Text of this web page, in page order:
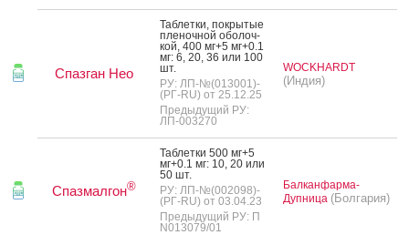
Спазган Нео
Таб­летки, пок­ры­тые
пле­ноч­ной обо­лоч­
кой, 400 мг+5 мг+0.1
мг: 6, 20, 36 или 100
шт.
РУ: ЛП-№(013001)-
(РГ-RU) от 25.12.25
Предыдущий РУ:
ЛП-003270
WOCKHARDT
(Индия)
Спазмалгон®
Таб­летки 500 мг+5
мг+0.1 мг: 10, 20 или
50 шт.
РУ: ЛП-№(002098)-
(РГ-RU) от 03.04.23
Предыдущий РУ: П
N013079/01
Балканфарма-
Дупница (Болгария)